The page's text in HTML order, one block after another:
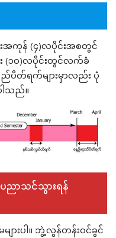
အကုန် (၄)လပိုင်းအစတွင်
း (၁၀)လပိုင်းတွင်လက်ခံ
ပိတ်ရက်များမှာလည်း ပုံ
ါသည်။
ပညာသင်သွားရန်
ားပါ။ ဘွဲ့လွန်တန်းဝင်ခွင်